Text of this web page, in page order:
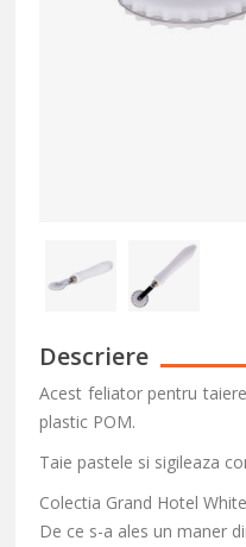
Descriere
Acest feliator pentru
plastic POM.
Taie pastele si sigileaza
Colectia Grand Hotel
De ce s-a ales un maner